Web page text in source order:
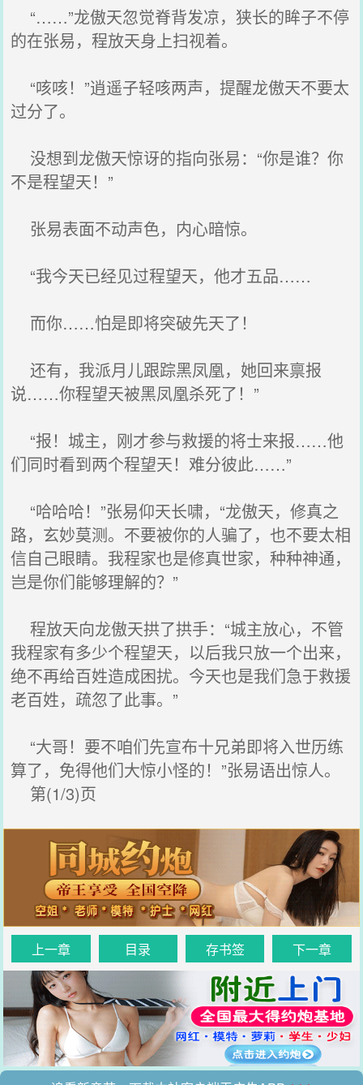
“……”龙傲天忽觉脊背发凉，狭长的眸子不停
的在张易，程放天身上扫视着。
“咳咳！”逍遥子轻咳两声，提醒龙傲天不要太
过分了。
没想到龙傲天惊讶的指向张易：“你是谁？你
不是程望天！”
张易表面不动声色，内心暗惊。
“我今天已经见过程望天，他才五品……
而你……怕是即将突破先天了！
还有，我派月儿跟踪黑凤凰，她回来禀报
说……你程望天被黑凤凰杀死了！”
“报！城主，刚才参与救援的将士来报……他
们同时看到两个程望天！难分彼此……”
“哈哈哈！”张易仰天长啸，“龙傲天，修真之
路，玄妙莫测。不要被你的人骗了，也不要太相
信自己眼睛。我程家也是修真世家，种种神通，
岂是你们能够理解的？”
程放天向龙傲天拱了拱手：“城主放心，不管
我程家有多少个程望天，以后我只放一个出来，
绝不再给百姓造成困扰。今天也是我们急于救援
老百姓，疏忽了此事。”
“大哥！要不咱们先宣布十兄弟即将入世历练
算了，免得他们大惊小怪的！”张易语出惊人。
第(1/3)页
上一章 目录 存书签 下一章